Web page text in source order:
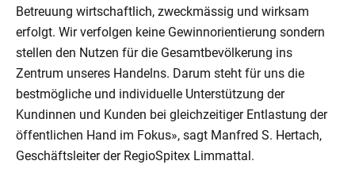
Betreuung wirtschaftlich, zweckmässig und wirksam
erfolgt. Wir verfolgen keine Gewinnorientierung sondern
stellen den Nutzen für die Gesamtbevölkerung ins
Zentrum unseres Handelns. Darum steht für uns die
bestmögliche und individuelle Unterstützung der
Kundinnen und Kunden bei gleichzeitiger Entlastung der
öffentlichen Hand im Fokus», sagt Manfred S. Hertach,
Geschäftsleiter der RegioSpitex Limmattal.